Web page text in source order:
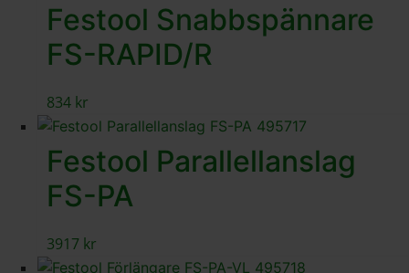
Festool Snabbspännare
FS-RAPID/R
834 kr
Festool Parallellanslag
FS-PA
3917 kr